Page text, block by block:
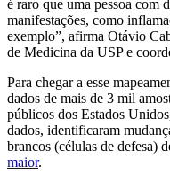
é raro que uma pessoa com
manifestações, como
exemplo”, afirma Otávio
de Medicina da USP e
Para chegar a esse
dados de mais de 3 mil
públicos dos Estados
dados, identificaram
brancos (células de defesa)
maior.